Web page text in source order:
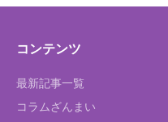
コンテンツ
最新記事一覧
コラムざんまい